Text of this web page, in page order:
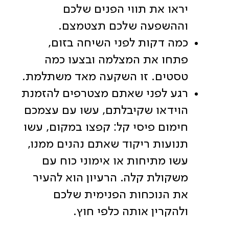
יראו את תווי הפנים שלכם
וההשפעה שלכם תצטמצם.
כמה דקות לפני השיחה בזום,
פתחו את המצלמה ובצעו כמה
טסטים. זו השקעה מאד משתלמת.
רגע לפני שאתם מצטרפים להזמנת
הוידאו שקיבלתם, עשו עם עצמכם
חימום פיסי קל: קפצו במקום, עשו
תנועות ריקוד שאתם נהנים ממנו,
עשו מתיחות או אימוני כוח עם
משקולת קלה. הרעיון הוא להעיר
את הנוכחות הפנימית שלכם
ולהקרין אותה כלפי חוץ.